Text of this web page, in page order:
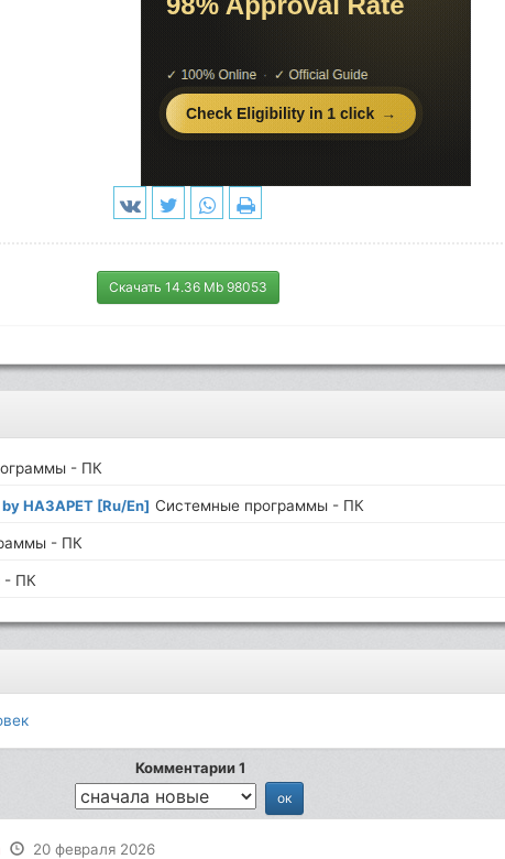
Скачать 14.36 Mb 98053
- ПК
HA3APET [Ru/En] Системные программы - ПК
- ПК
- ПК
Комментарии 1
20 февраля 2026